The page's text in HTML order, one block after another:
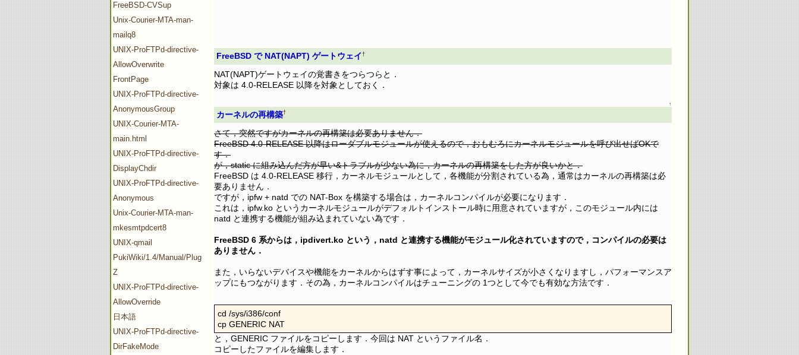
FreeBSD-CVSup
Unix-Courier-MTA-man-
mailq8
UNIX-ProFTPd-directive-
AllowOverwrite
FrontPage
UNIX-ProFTPd-directive-
AnonymousGroup
UNIX-Courier-MTA-
main.html
UNIX-ProFTPd-directive-
DisplayChdir
UNIX-ProFTPd-directive-
Anonymous
Unix-Courier-MTA-man-
mkesmtpdcert8
UNIX-qmail
PukiWiki/1.4/Manual/Plugin/V-
Z
UNIX-ProFTPd-directive-
AllowOverride
日本語
UNIX-ProFTPd-directive-
DirFakeMode
FreeBSD で NAT(NAPT) ゲートウェイ†
NAT(NAPT)ゲートウェイの覚書きをつらつらと．
対象は 4.0-RELEASE 以降を対象としておく．
↑
カーネルの再構築†
さて，突然ですがカーネルの再構築は必要ありません．
FreeBSD 4.0-RELEASE 以降はローダブルモジュールが使えるので，おもむろにカーネルモジュールを呼び出せばOKで
す．
が，static に組み込んだ方が早い&トラブルが少ない為に，カーネルの再構築をした方が良いかと．
FreeBSD は 4.0-RELEASE 移行，カーネルモジュールとして，各機能が分割されている為，通常はカーネルの再構築は必
要ありません．
ですが，ipfw + natd での NAT-Box を構築する場合は，カーネルコンパイルが必要になります．
これは，ipfw.ko というカーネルモジュールがデフォルトインストール時に用意されていますが，このモジュール内には
natd と連携する機能が組み込まれていない為です．
FreeBSD 6 系からは，ipdivert.ko という，natd と連携する機能がモジュール化されていますので，コンパイルの必要は
ありません．
また，いらないデバイスや機能をカーネルからはずす事によって，カーネルサイズが小さくなりますし，パフォーマンスア
ップにもつながります．その為，カーネルコンパイルはチューニングの 1つとして今でも有効な方法です．
cd /sys/i386/conf
cp GENERIC NAT
と，GENERIC ファイルをコピーします．今回は NAT というファイル名．
コピーしたファイルを編集します．